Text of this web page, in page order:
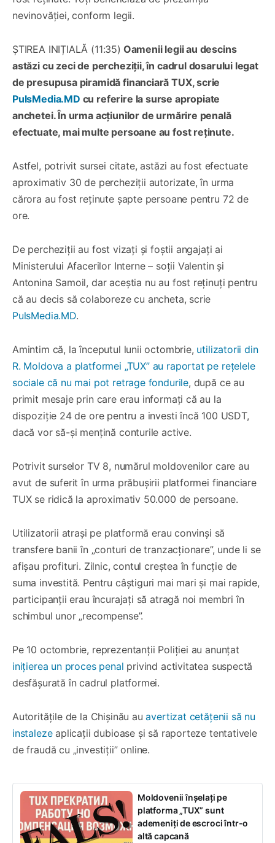
nevinovăției, conform legii.
ȘTIREA INIȚIALĂ (11:35) Oamenii legii au descins
astăzi cu zeci de percheziții, în cadrul dosarului legat
de presupusa piramidă financiară TUX, scrie
PulsMedia.MD cu referire la surse apropiate
anchetei. În urma acțiunilor de urmărire penală
efectuate, mai multe persoane au fost reținute.
Astfel, potrivit sursei citate, astăzi au fost efectuate
aproximativ 30 de percheziții autorizate, în urma
cărora au fost reținute șapte persoane pentru 72 de
ore.
De percheziții au fost vizați și foștii angajați ai
Ministerului Afacerilor Interne – soții Valentin și
Antonina Samoil, dar aceștia nu au fost reținuți pentru
că au decis să colaboreze cu ancheta, scrie
PulsMedia.MD.
Amintim că, la începutul lunii octombrie, utilizatorii din
R. Moldova a platformei „TUX” au raportat pe rețelele
sociale că nu mai pot retrage fondurile, după ce au
primit mesaje prin care erau informați că au la
dispoziție 24 de ore pentru a investi încă 100 USDT,
dacă vor să-și mențină conturile active.
Potrivit surselor TV 8, numărul moldovenilor care au
avut de suferit în urma prăbușirii platformei financiare
TUX se ridică la aproximativ 50.000 de persoane.
Utilizatorii atrași pe platformă erau convinși să
transfere banii în „conturi de tranzacționare”, unde li se
afișau profituri. Zilnic, contul creștea în funcție de
suma investită. Pentru câștiguri mai mari și mai rapide,
participanții erau încurajați să atragă noi membri în
schimbul unor „recompense”.
Pe 10 octombrie, reprezentanții Poliției au anunțat
inițierea un proces penal privind activitatea suspectă
desfășurată în cadrul platformei.
Autoritățile de la Chișinău auavertizat cetățenii să nu
instalezeaplicații dubioase și să raporteze tentativele
de fraudă cu „investiții” online.
Moldovenii înșelați pe
platforma „TUX” sunt
ademeniți de escroci într-o
altă capcană